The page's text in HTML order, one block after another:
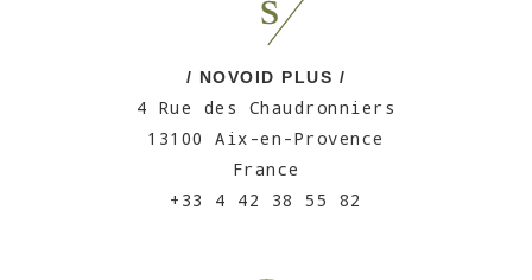
/ NOVOID PLUS /
4 Rue des Chaudronniers
13100 Aix-en-Provence
France
+33 4 42 38 55 82